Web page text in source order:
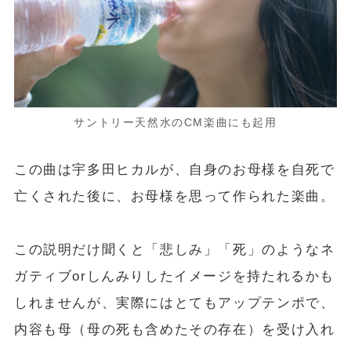
サントリー天然水のCM楽曲にも起用
この曲は宇多田ヒカルが、自身のお母様を自死で
亡くされた後に、お母様を思って作られた楽曲。
この説明だけ聞くと「悲しみ」「死」のようなネ
ガティブorしんみりしたイメージを持たれるかも
しれませんが、実際にはとてもアップテンポで、
内容も母（母の死も含めたその存在）を受け入れ